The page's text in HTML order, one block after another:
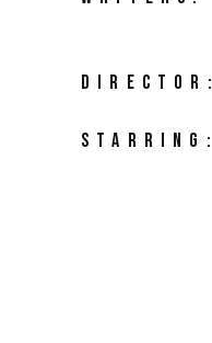
DIRECTOR:
STARRING: